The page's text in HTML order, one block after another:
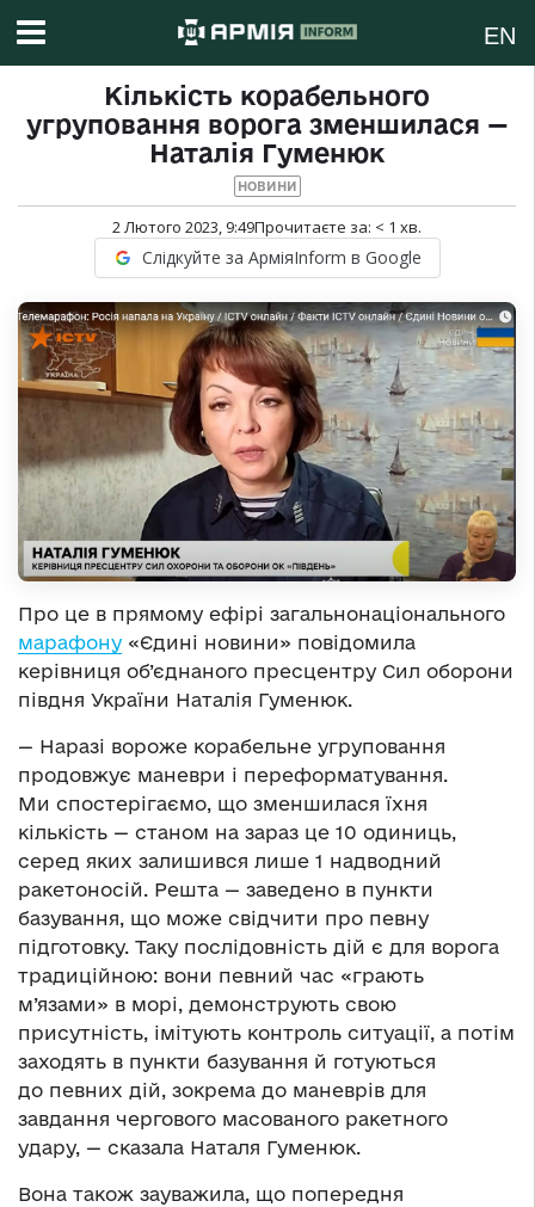
EN
Кількість корабельного
угруповання ворога зменшилася —
Наталія Гуменюк
НОВИНИ
2 Лютого 2023, 9:49Прочитаєте за: < 1 хв.
Слідкуйте за АрміяInform в Google
Про це в прямому ефірі загальнонаціонального
марафону «Єдині новини» повідомила
керівниця об’єднаного пресцентру Сил оборони
півдня України Наталія Гуменюк.
— Наразі вороже корабельне угруповання
продовжує маневри і переформатування.
Ми спостерігаємо, що зменшилася їхня
кількість — станом на зараз це 10 одиниць,
серед яких залишився лише 1 надводний
ракетоносій. Решта — заведено в пункти
базування, що може свідчити про певну
підготовку. Таку послідовність дій є для ворога
традиційною: вони певний час «грають
м’язами» в морі, демонструють свою
присутність, імітують контроль ситуації, а потім
заходять в пункти базування й готуються
до певних дій, зокрема до маневрів для
завдання чергового масованого ракетного
удару, — сказала Наталя Гуменюк.
Вона також зауважила, що попередня